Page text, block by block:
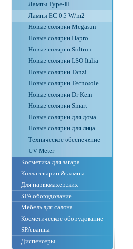
Лампы Type-III
Лампы EC 0.3 W/m2
Новые солярии Megasun
Новые солярии Hapro
Новые солярии Soltron
Новые солярии I.SO Italia
Новые солярии Tanzi
Новые солярии Tecnosole
Новые солярии Dr Kern
Новые солярии Smart
Новые солярии для дома
Новые солярии для лица
Техническое обеспечение
UV Meter
Косметика для загара
Коллагенарии & лампы
Для парикмахерских
SPA оборудование
Мебель для салона
Косметическое оборудование
SPA ванны
Диспенсеры